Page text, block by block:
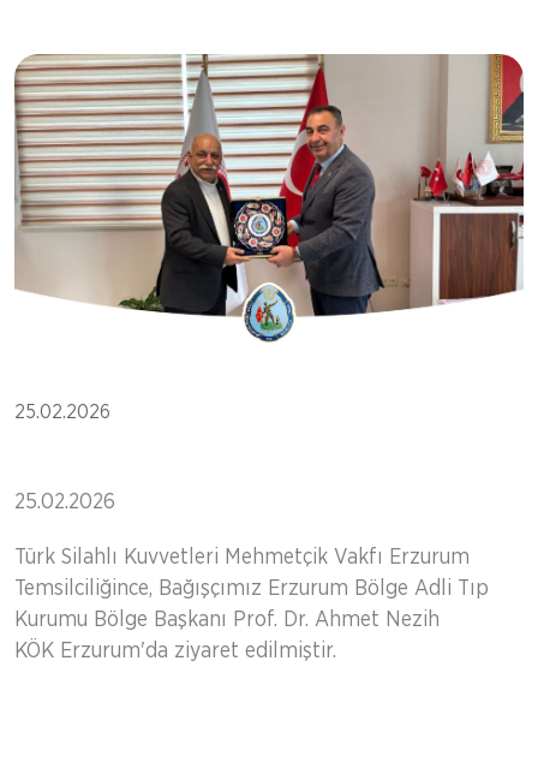
25.02.2026
25.02.2026
Türk Silahlı Kuvvetleri Mehmetçik Vakfı Erzurum
Temsilciliğince, Bağışçımız Erzurum Bölge Adli Tıp
Kurumu Bölge Başkanı Prof. Dr. Ahmet Nezih
KÖK Erzurum'da ziyaret edilmiştir.